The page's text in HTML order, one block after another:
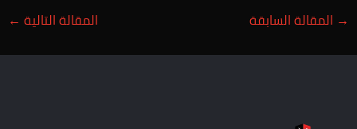
→ المقالة السابقة المقالة التالية ←